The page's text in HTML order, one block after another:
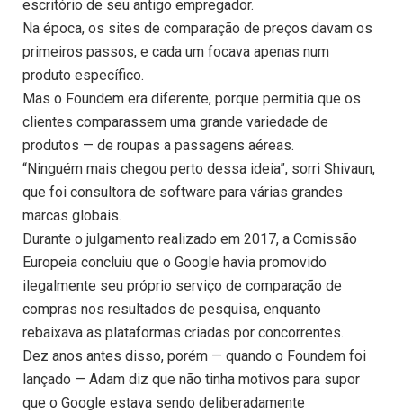
escritório de seu antigo empregador.
Na época, os sites de comparação de preços davam os
primeiros passos, e cada um focava apenas num
produto específico.
Mas o Foundem era diferente, porque permitia que os
clientes comparassem uma grande variedade de
produtos — de roupas a passagens aéreas.
“Ninguém mais chegou perto dessa ideia”, sorri Shivaun,
que foi consultora de software para várias grandes
marcas globais.
Durante o julgamento realizado em 2017, a Comissão
Europeia concluiu que o Google havia promovido
ilegalmente seu próprio serviço de comparação de
compras nos resultados de pesquisa, enquanto
rebaixava as plataformas criadas por concorrentes.
Dez anos antes disso, porém — quando o Foundem foi
lançado — Adam diz que não tinha motivos para supor
que o Google estava sendo deliberadamente